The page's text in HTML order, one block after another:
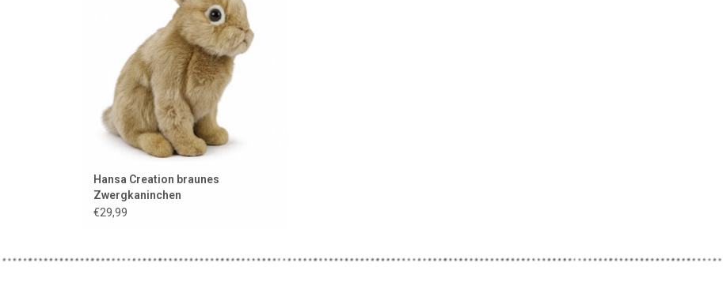
Hansa Creation braunes
Zwergkaninchen
€29,99